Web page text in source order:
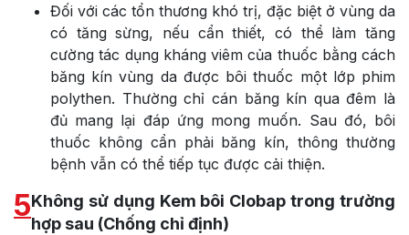
Đối với các tổn thương khó trị, đặc biệt ở vùng da
có tăng sừng, nếu cẩn thiết, có thể làm tăng
cường tác dụng kháng viêm của thuốc bằng cách
băng kín vùng da được bôi thuốc một lớp phim
polythen. Thường chỉ cán băng kín qua đêm là
đủ mang lại đáp ứng mong muốn. Sau đó, bôi
thuốc không cẩn phải băng kín, thông thường
bệnh vẫn có thể tiếp tục được cải thiện.
5Không sử dụng Kem bôi Clobap trong trường
hợp sau (Chống chỉ định)